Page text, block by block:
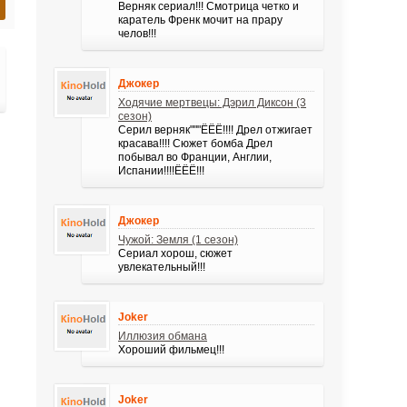
Верняк сериал!!! Смотрица четко и
каратель Френк мочит на прару
челов!!!
Джокер
Ходячие мертвецы: Дэрил Диксон (3
сезон)
Серил верняк"""ЁЁЁ!!!! Дрел отжигает
красава!!!! Сюжет бомба Дрел
побывал во Франции, Англии,
Испании!!!!ЁЁЁ!!!
Джокер
Чужой: Земля (1 сезон)
Сериал хорош, сюжет
увлекательный!!!
Joker
Иллюзия обмана
Хороший фильмец!!!
Joker